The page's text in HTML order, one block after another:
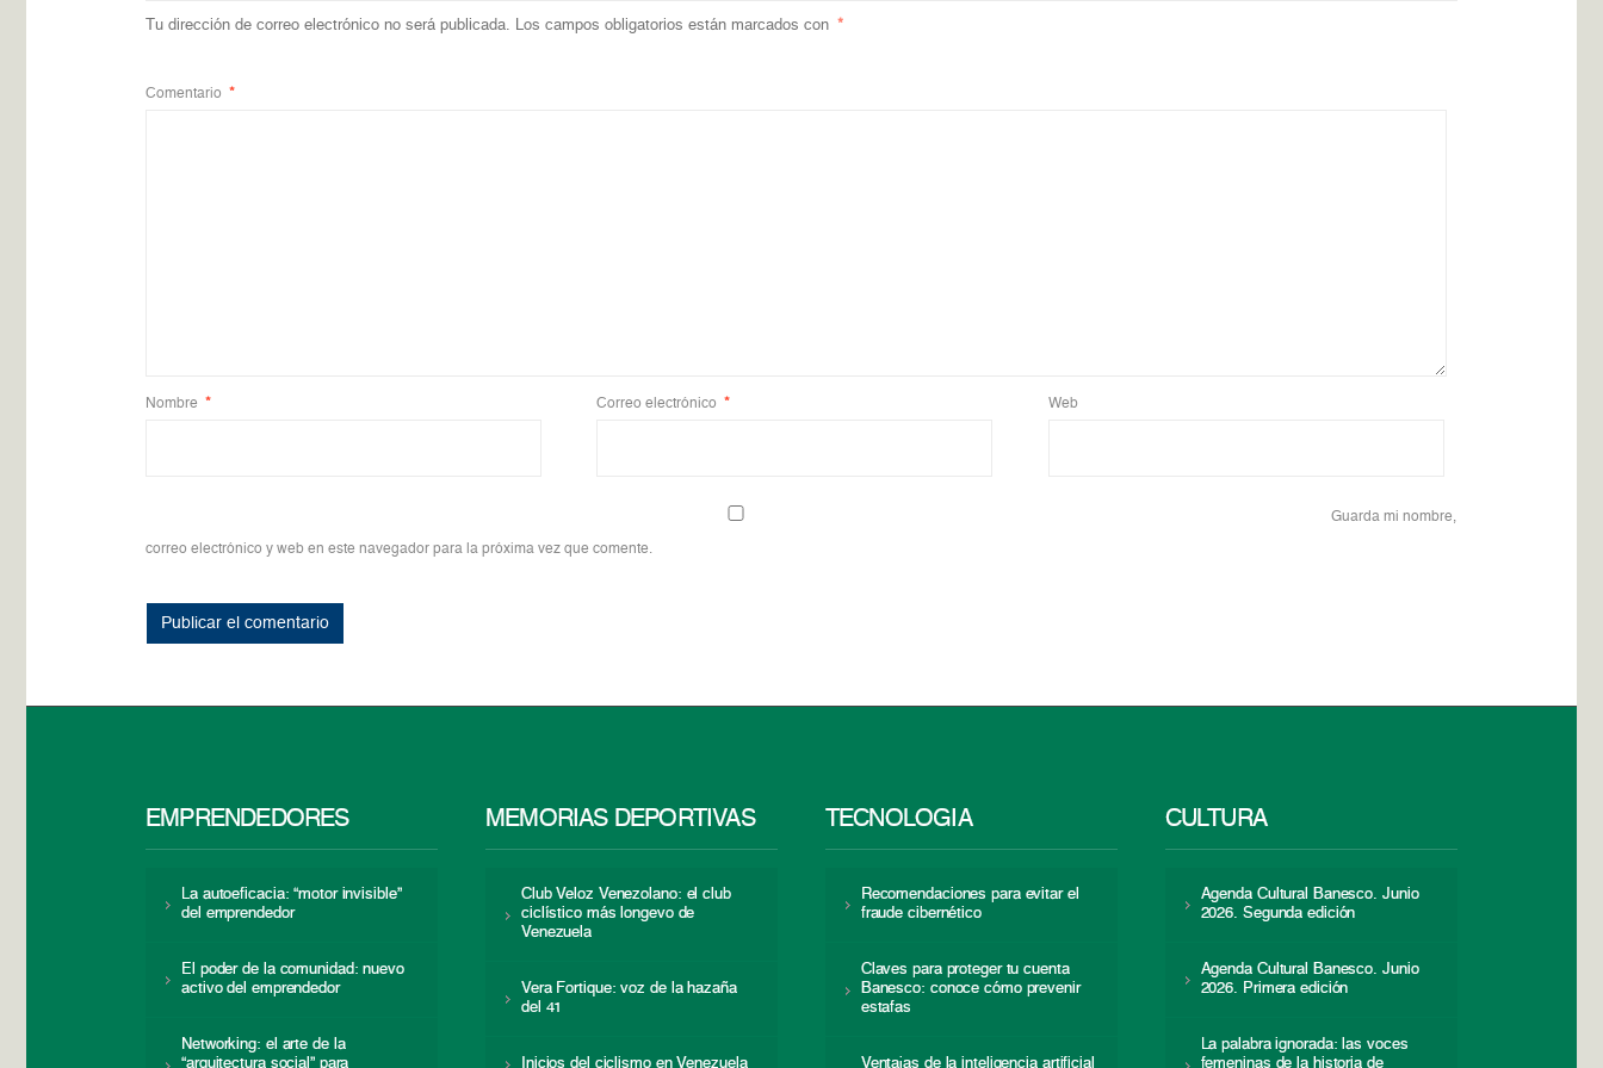
Tu dirección de correo electrónico no será publicada. Los campos obligatorios están marcados con *
Comentario *
Nombre * Correo electrónico * Web
Guarda mi nombre,
correo electrónico y web en este navegador para la próxima vez que comente.
EMPRENDEDORES
La autoeficacia: “motor invisible”
del emprendedor
El poder de la comunidad: nuevo
activo del emprendedor
Networking: el arte de la
“arquitectura social” para
MEMORIAS DEPORTIVAS
Club Veloz Venezolano: el club
ciclístico más longevo de
Venezuela
Vera Fortique: voz de la hazaña
del 41
Inicios del ciclismo en Venezuela
TECNOLOGÍA
Recomendaciones para evitar el
fraude cibernético
Claves para proteger tu cuenta
Banesco: conoce cómo prevenir
estafas
Ventajas de la inteligencia artificial
CULTURA
Agenda Cultural Banesco. Junio
2026. Segunda edición
Agenda Cultural Banesco. Junio
2026. Primera edición
La palabra ignorada: las voces
femeninas de la historia de